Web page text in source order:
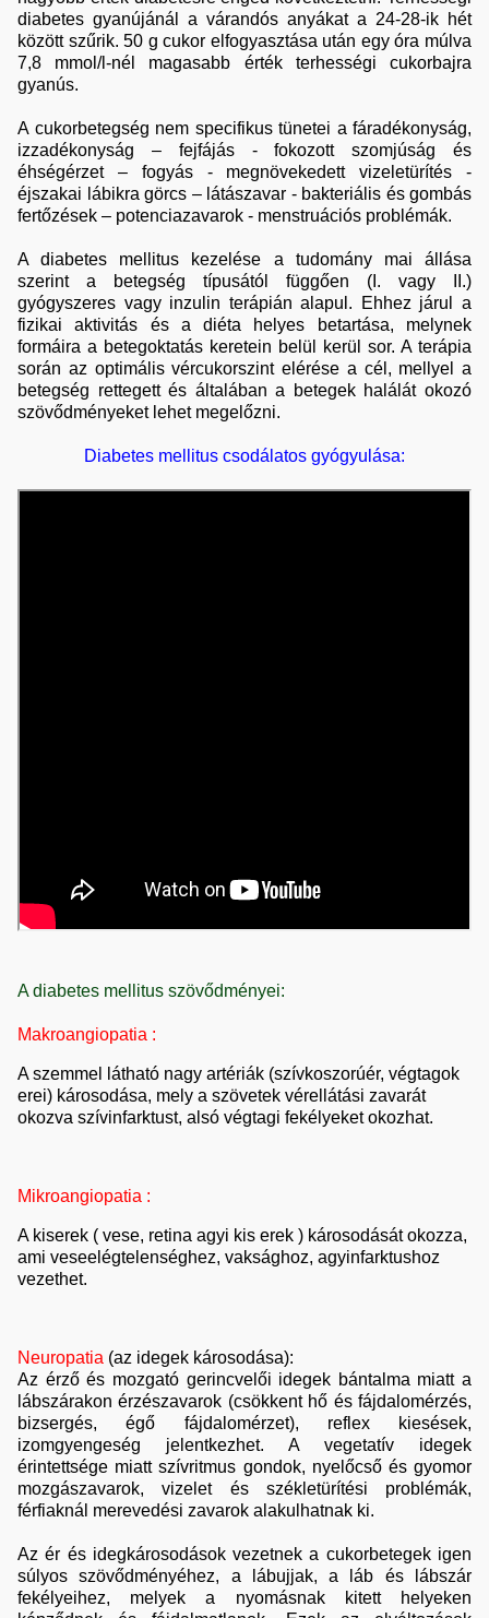
diabetes gyanújánál a várandós anyákat a 24-28-ik hét
között szűrik. 50 g cukor elfogyasztása után egy óra múlva
7,8 mmol/l-nél magasabb érték terhességi cukorbajra
gyanús.
A cukorbetegség nem specifikus tünetei a fáradékonyság,
izzadékonyság – fejfájás - fokozott szomjúság és
éhségérzet – fogyás - megnövekedett vizeletürítés -
éjszakai lábikra görcs – látászavar - bakteriális és gombás
fertőzések – potenciazavarok - menstruációs problémák.
A diabetes mellitus kezelése a tudomány mai állása
szerint a betegség típusától függően (I. vagy II.)
gyógyszeres vagy inzulin terápián alapul. Ehhez járul a
fizikai aktivitás és a diéta helyes betartása, melynek
formáira a betegoktatás keretein belül kerül sor. A terápia
során az optimális vércukorszint elérése a cél, mellyel a
betegség rettegett és általában a betegek halálát okozó
szövődményeket lehet megelőzni.
Diabetes mellitus csodálatos gyógyulása:
A diabetes mellitus szövődményei:
Makroangiopatia :
A szemmel látható nagy artériák (szívkoszorúér, végtagok
erei) károsodása, mely a szövetek vérellátási zavarát
okozva szívinfarktust, alsó végtagi fekélyeket okozhat.
Mikroangiopatia :
A kiserek ( vese, retina agyi kis erek ) károsodását okozza,
ami veseelégtelenséghez, vaksághoz, agyinfarktushoz
vezethet.
Neuropatia (az idegek károsodása):
Az érző és mozgató gerincvelői idegek bántalma miatt a
lábszárakon érzészavarok (csökkent hő és fájdalomérzés,
bizsergés, égő fájdalomérzet), reflex kiesések,
izomgyengeség jelentkezhet. A vegetatív idegek
érintettsége miatt szívritmus gondok, nyelőcső és gyomor
mozgászavarok, vizelet és székletürítési problémák,
férfiaknál merevedési zavarok alakulhatnak ki.
Az ér és idegkárosodások vezetnek a cukorbetegek igen
súlyos szövődményéhez, a lábujjak, a láb és lábszár
fekélyeihez, melyek a nyomásnak kitett helyeken